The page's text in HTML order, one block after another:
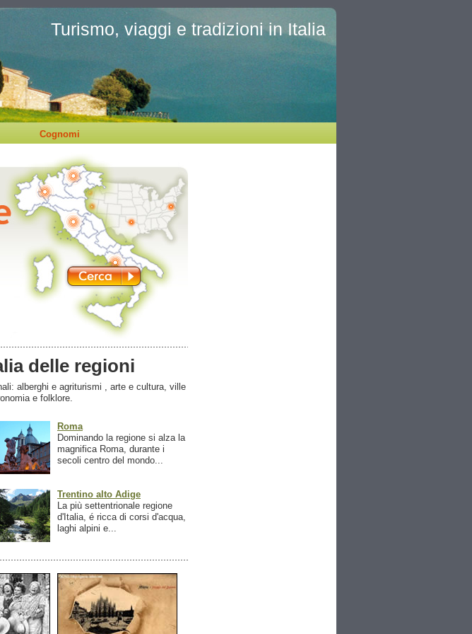
Turismo, viaggi e tradizioni in Italia
Cognomi
delle regioni
alberghi e agriturismi , arte e cultura, ville
e folklore.
Roma
Dominando la regione si alza la
magnifica Roma, durante i
secoli centro del mondo...
Trentino alto Adige
La più settentrionale regione
d'Italia, é ricca di corsi d'acqua,
laghi alpini e...